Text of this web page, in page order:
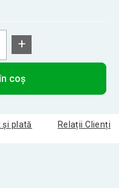
+
coș
și plată Relații Clienți